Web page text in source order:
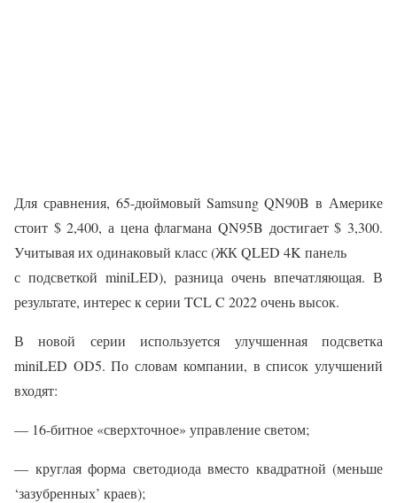
Для сравнения, 65-дюймовый Samsung QN90B в Америке
стоит $ 2,400, а цена флагмана QN95B достигает $ 3,300.
Учитывая их одинаковый класс (ЖК QLED 4K панель
с подсветкой miniLED), разница очень впечатляющая. В
результате, интерес к серии TCL C 2022 очень высок.
В новой серии используется улучшенная подсветка
miniLED OD5. По словам компании, в список улучшений
входят:
— 16-битное «сверхточное» управление светом;
— круглая форма светодиода вместо квадратной (меньше
‘зазубренных’ краев);